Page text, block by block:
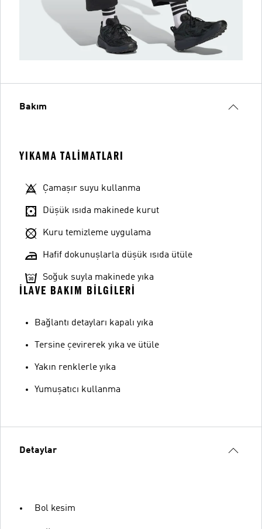
Bakım
YIKAMA TALIMATLARI
Çamaşır suyu kullanma
Düşük ısıda makinede kurut
Kuru temizleme uygulama
Hafif dokunuşlarla düşük ısıda ütüle
Soğuk suyla makinede yıka
İLAVE BAKIM BILGILERI
Bağlantı detayları kapalı yıka
Tersine çevirerek yıka ve ütüle
Yakın renklerle yıka
Yumuşatıcı kullanma
Detaylar
Bol kesim